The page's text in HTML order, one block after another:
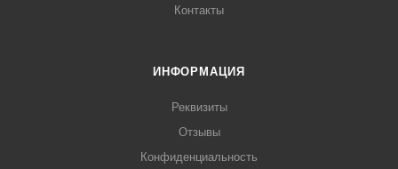
Контакты
ИНФОРМАЦИЯ
Реквизиты
Отзывы
Конфиденциальность